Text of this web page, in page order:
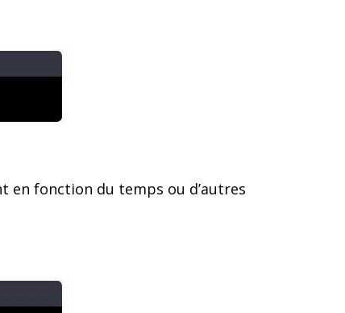
fonction du temps ou d’autres